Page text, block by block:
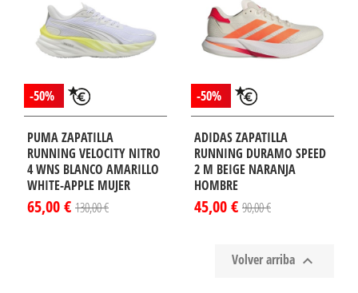
-50%
PUMA ZAPATILLA
RUNNING VELOCITY NITRO
4 WNS BLANCO AMARILLO
WHITE-APPLE MUJER
65,00 € 130,00 €
-50%
ADIDAS ZAPATILLA
RUNNING DURAMO SPEED
2 M BEIGE NARANJA
HOMBRE
45,00 € 90,00 €
Volver arriba 